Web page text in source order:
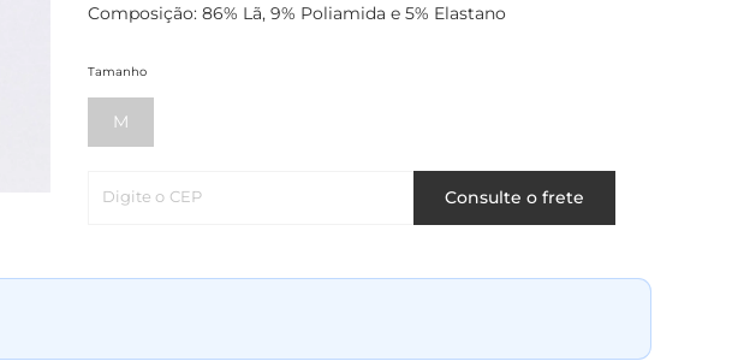
Composição: 86% Lã, 9% Poliamida e 5% Elastano
Tamanho
M
Digite o CEP Consulte o frete